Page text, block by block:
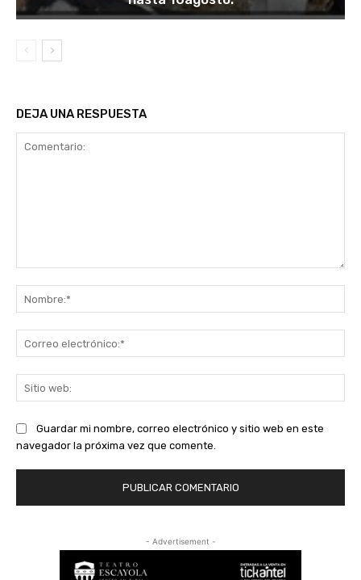
DEJA UNA RESPUESTA
Guardar mi nombre, correo electrónico y sitio web en este
navegador la próxima vez que comente.
- Advertisement -